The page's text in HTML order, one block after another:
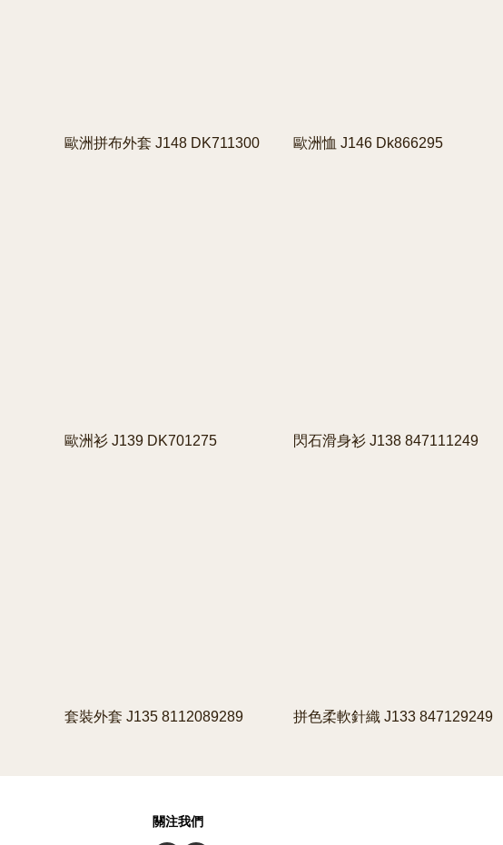
歐洲拼布外套 J148 DK711300 歐洲恤 J146 Dk866295
歐洲衫 J139 DK701275 閃石滑身衫 J138 847111249
套裝外套 J135 8112089289 拼色柔軟針織 J133 847129249
關注我們